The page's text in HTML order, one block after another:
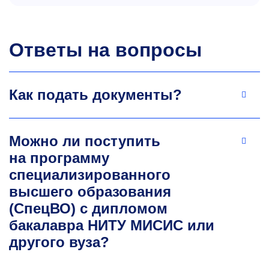
Козлов
Д.т.н., профессор кафедры технологии
Автор свыше 80 публикаций в рецензируемых
научных журналах. Индекс Хирша — 15.
композитные наноматериалы и синтез
наноматериалов и гетероструктур.
+7 495 638-45-43
kozlov.vv@misis.ru
Ответы на вопросы
Как подать документы?
Можно ли поступить
на программу
специализированного
высшего образования
(СпецВО) с дипломом
бакалавра НИТУ МИСИС или
другого вуза?